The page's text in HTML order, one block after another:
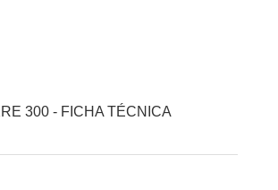
300 - FICHA TÉCNICA